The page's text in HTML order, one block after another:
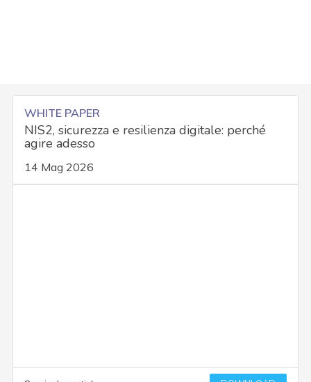
WHITE PAPER
NIS2, sicurezza e resilienza digitale: perché
agire adesso
14 Mag 2026